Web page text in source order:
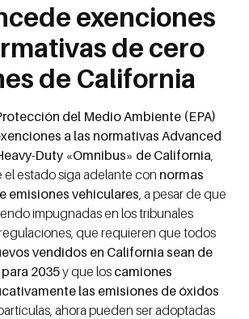
exenciones
de cero
de California
del Medio Ambiente (EPA)
a las normativas Advanced
Duty «Omnibus» de California
estado siga adelante con normas
emisiones vehiculares , a pesar de que
impugnadas en los tribunales
que requieren que todos
vendidos en California sean de
2035y que los camiones
las emisiones de óxidos
ahora pueden ser adoptadas